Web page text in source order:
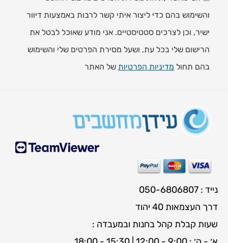
והשימוש בהם כדי ליצור איתי קשר לרבות באמצעות דיוור
ישיר, וכן לצרכים סטטיסטיים. אני מודע שאוכל לבטל את
הרישום שלי בכל עת, ושעל מסירת הפרטים שלי והשימוש
בהם תחול מדיניות הפרטיות של האתר
נייד : 050-6806807
דרך העצמאות 40 יהוד
שעות קבלת קהל בחנות ובמעבדה :